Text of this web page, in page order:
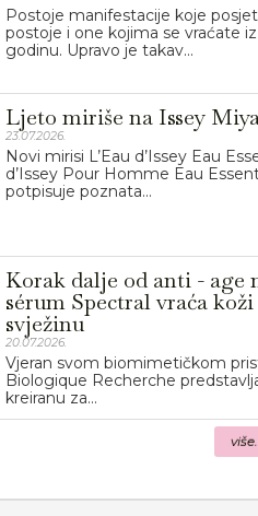
Postoje manifestacije koje
postoje i one kojima se vraćate
godinu. Upravo je takav...
Ljeto miriše na Issey
23.07.2026.
Novi mirisi L’Eau d’Issey Eau
d’Issey Pour Homme Eau
potpisuje poznata...
Korak dalje od anti - age
sérum Spectral vraća
svježinu
20.07.2026.
Vjeran svom biomimetičkom
Biologique Recherche
kreiranu za...